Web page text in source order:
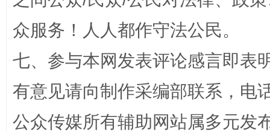
东山县通报“牛蛙产品抗生素超标问题”
众服务！人人都作守法公民。
七、参与本网发表评论感言即表
有意见请向制作采编部联系，电
公众传媒所有辅助网站属多元发